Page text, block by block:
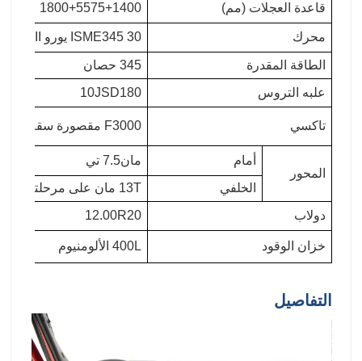
قاعدة العجلات (مم)
1800+5575+1400
محرك ISME345 30 يورو III
الطاقة المقدرة
345 حصان
علبه التروس
10JSD180
تاكسي F3000 مقصورة سقف بلات مطولة مع تكييف الهواء
المحور
أمام
مان7.5 تي
الخلفي
13T مان على مرحلتين 4.266
دولاب
12.00R20
خزان الوقود 400L الألومنيوم
التفاصيل